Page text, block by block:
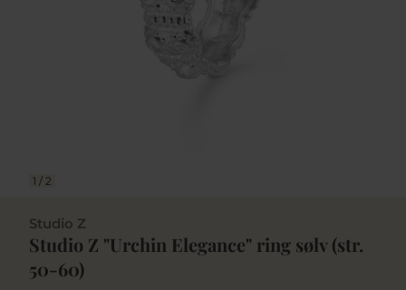
1 / 2
Studio Z
Studio Z "Urchin Elegance" ring sølv (str.
50-60)